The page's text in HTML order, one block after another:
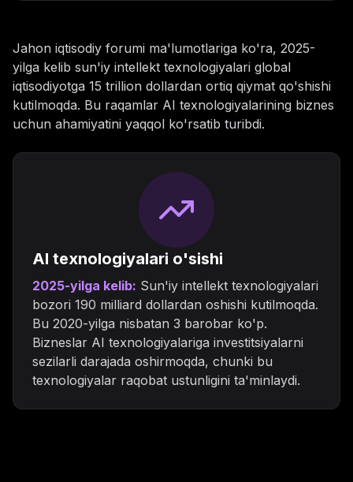
Jahon iqtisodiy forumi ma'lumotlariga ko'ra, 2025-
yilga kelib sun'iy intellekt texnologiyalari global
iqtisodiyotga 15 trillion dollardan ortiq qiymat qo'shishi
kutilmoqda. Bu raqamlar AI texnologiyalarining biznes
uchun ahamiyatini yaqqol ko'rsatib turibdi.
AI texnologiyalari o'sishi
2025-yilga kelib: Sun'iy intellekt texnologiyalari
bozori 190 milliard dollardan oshishi kutilmoqda.
Bu 2020-yilga nisbatan 3 barobar ko'p.
Bizneslar AI texnologiyalariga investitsiyalarni
sezilarli darajada oshirmoqda, chunki bu
texnologiyalar raqobat ustunligini ta'minlaydi.